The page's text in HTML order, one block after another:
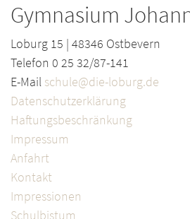
Gymnasium
Loburg 15 | 48346 Ostbevern
Telefon 0 25 32/87-141
E-Mail schule@die-loburg.de
Datenschutzerklärung
Haftungsbeschränkung
Impressum
Anfahrt
Kontakt
Impressionen
Schulbistum